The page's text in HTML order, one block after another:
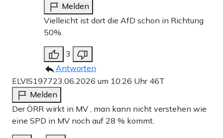
Melden
Vielleicht ist dort die AfD schon in Richtung
50%.
3
Antworten
ELVIS197723.06.2026 um 10:26 Uhr 46T
Melden
Der ÖRR wirkt in MV , man kann nicht verstehen wie
eine SPD in MV noch auf 28 % kommt.